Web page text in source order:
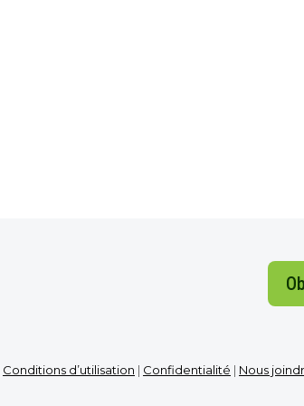
Conditions d’utilisation | Confidentialité | Nous